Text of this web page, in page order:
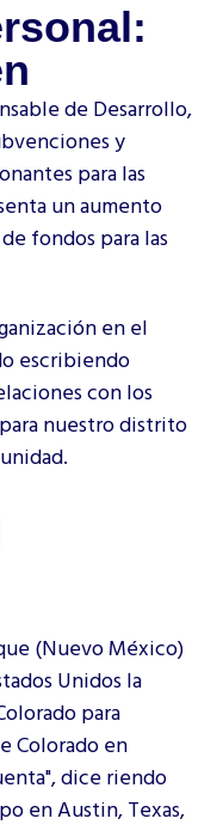
de Desarrollo,
y
para las
un aumento
fondos para las
en el
escribiendo
con los
nuestro distrito
(Nuevo México)
Unidos la
para
Colorado en
dice riendo
en Austin, Texas,